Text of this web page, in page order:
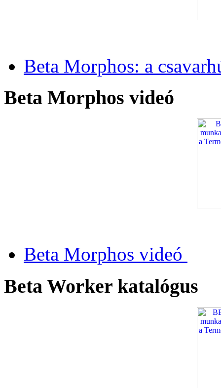
Beta Morphos: a
Beta Morphos videó
Beta Morphos videó
Beta Worker katalógus